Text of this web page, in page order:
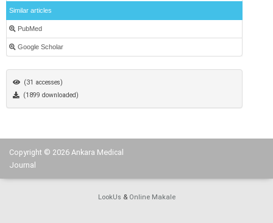
Similar articles
PubMed
Google Scholar
(31 accesses)
(1899 downloaded)
Copyright © 2026 Ankara Medical
Journal
LookUs & Online Makale